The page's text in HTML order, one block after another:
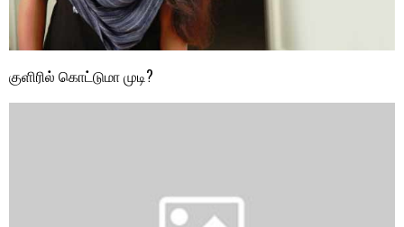
குளிரில் கொட்டுமா முடி?